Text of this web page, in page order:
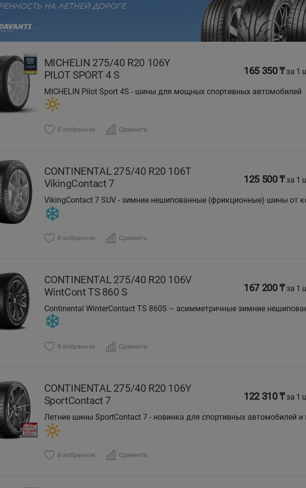
MICHELIN 275/40 R20 106Y
PILOT SPORT 4 S
165 350 ₸за 1
MICHELIN Pilot Sport 4S - шины для мощных спортивных автомобилей
В избранное Сравнить
CONTINENTAL 275/40 R20 106T
VikingContact 7
125 500 ₸за 1
VikingContact 7 SUV - зимние нешипованные (фрикционные) шины от
зимы
В избранное Сравнить
CONTINENTAL 275/40 R20 106V
WintCont TS 860 S
167 200 ₸за 1
Continental WinterContact TS 860S – асимметричные зимние
В избранное Сравнить
CONTINENTAL 275/40 R20 106Y
SportContact 7
122 310 ₸за 1
Летние шины SportContact 7 - новинка для спортивных автомобилей и
В избранное Сравнить